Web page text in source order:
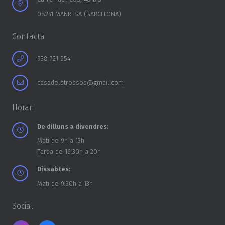
08241 MANRESA (BARCELONA)
Contacta
938 721 554
casadelstrossos@gmail.com
Horari
De dilluns a divendres:
Matí de 9h a 13h
Tarda de 16:30h a 20h
Dissabtes:
Matí de 9:30h a 13h
Social